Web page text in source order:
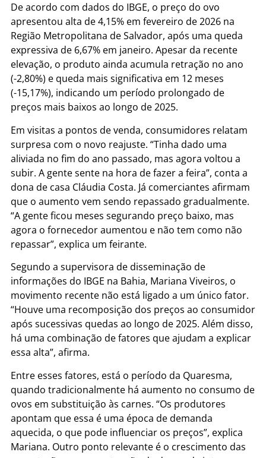
De acordo com dados do IBGE, o preço do ovo
apresentou alta de 4,15% em fevereiro de 2026 na
Região Metropolitana de Salvador, após uma queda
expressiva de 6,67% em janeiro. Apesar da recente
elevação, o produto ainda acumula retração no ano
(-2,80%) e queda mais significativa em 12 meses
(-15,17%), indicando um período prolongado de
preços mais baixos ao longo de 2025.
Em visitas a pontos de venda, consumidores relatam
surpresa com o novo reajuste. “Tinha dado uma
aliviada no fim do ano passado, mas agora voltou a
subir. A gente sente na hora de fazer a feira”, conta a
dona de casa Cláudia Costa. Já comerciantes afirmam
que o aumento vem sendo repassado gradualmente.
“A gente ficou meses segurando preço baixo, mas
agora o fornecedor aumentou e não tem como não
repassar”, explica um feirante.
Segundo a supervisora de disseminação de
informações do IBGE na Bahia, Mariana Viveiros, o
movimento recente não está ligado a um único fator.
“Houve uma recomposição dos preços ao consumidor
após sucessivas quedas ao longo de 2025. Além disso,
há uma combinação de fatores que ajudam a explicar
essa alta”, afirma.
Entre esses fatores, está o período da Quaresma,
quando tradicionalmente há aumento no consumo de
ovos em substituição às carnes. “Os produtores
apontam que essa é uma época de demanda
aquecida, o que pode influenciar os preços”, explica
Mariana. Outro ponto relevante é o crescimento das